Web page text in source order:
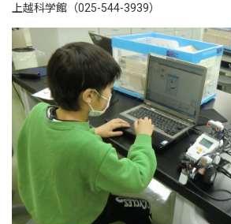
上越科学館（025-544-3939）